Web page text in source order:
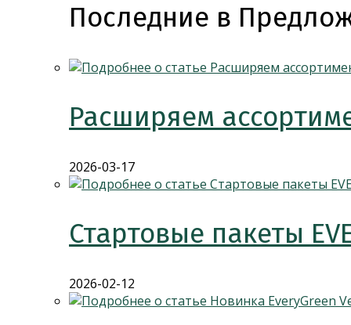
Последние в
Расширяем
2026-03-17
Стартовые пакеты
2026-02-12